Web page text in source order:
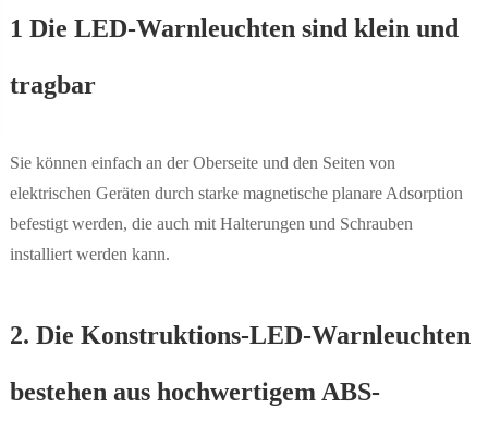
1 Die LED-Warnleuchten sind klein und
tragbar
Sie können einfach an der Oberseite und den Seiten von
elektrischen Geräten durch starke magnetische planare Adsorption
befestigt werden, die auch mit Halterungen und Schrauben
installiert werden kann.
2. Die Konstruktions-LED-Warnleuchten
bestehen aus hochwertigem ABS-